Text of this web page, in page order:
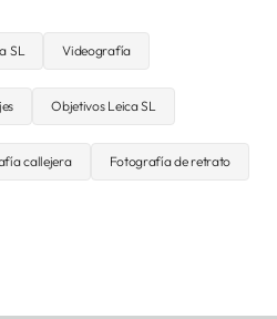
SL Videografía
Objetivos Leica SL
callejera Fotografía de retrato